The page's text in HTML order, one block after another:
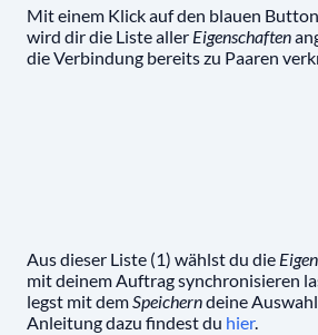
Mit einem Klick auf den blauen Button
wird dir die Liste aller Eigenschaften
die Verbindung bereits zu Paaren
Aus dieser Liste (1) wählst du die
mit deinem Auftrag synchronisieren
legst mit demSpeicherndeine
Anleitung dazu findest du hier.